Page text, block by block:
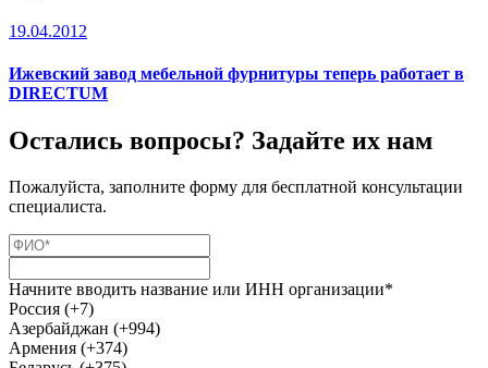
19.04.2012
Ижевский завод мебельной фурнитуры теперь работает в
DIRECTUM
Остались вопросы? Задайте их нам
Пожалуйста, заполните форму для бесплатной консультации
специалиста.
Начните вводить название или ИНН организации*
Россия (+7)
Азербайджан (+994)
Армения (+374)